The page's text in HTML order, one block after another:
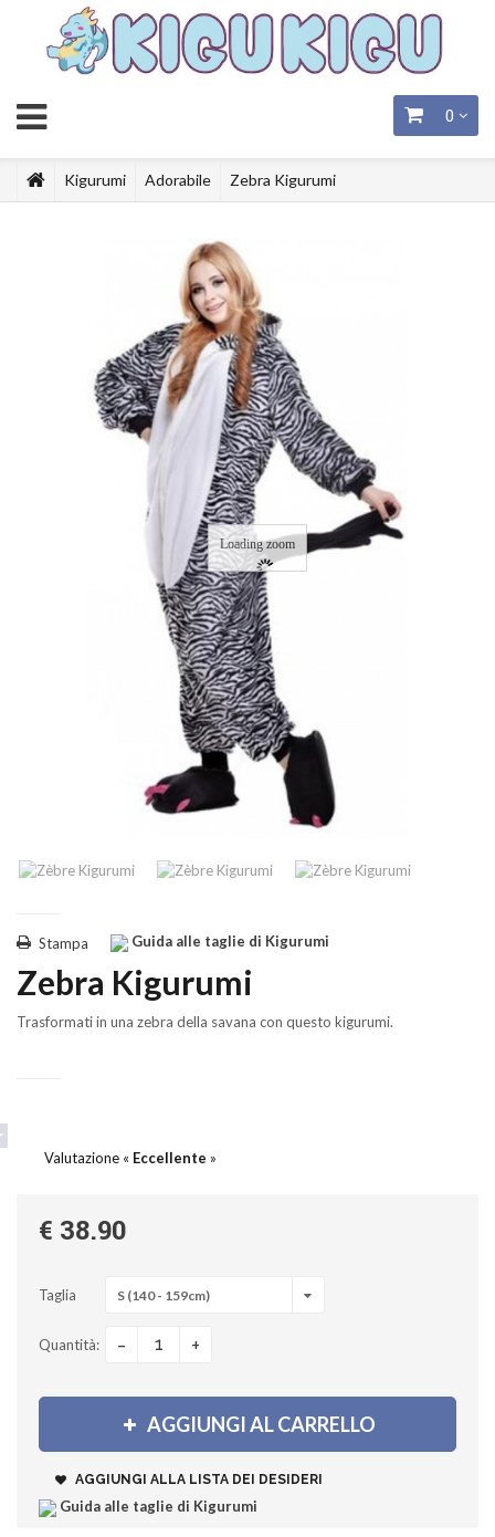
0
Kigurumi Adorabile Zebra Kigurumi
Loading zoom
Guida alle taglie di Kigurumi
Stampa
Zebra Kigurumi
Trasformati in una zebra della savana con questo kigurumi.
Valutazione « Eccellente »
€ 38.90
Taglia S (140 - 159cm)
Quantità: - +
AGGIUNGI AL CARRELLO
AGGIUNGI ALLA LISTA DEI DESIDERI
Guida alle taglie di Kigurumi